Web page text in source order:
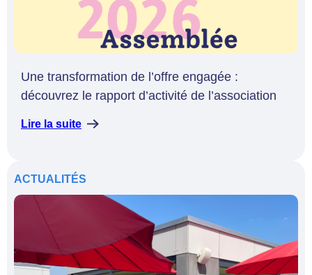
Une transformation de l’offre engagée :
découvrez le rapport d’activité de l’association
Lire la suite
ACTUALITÉS